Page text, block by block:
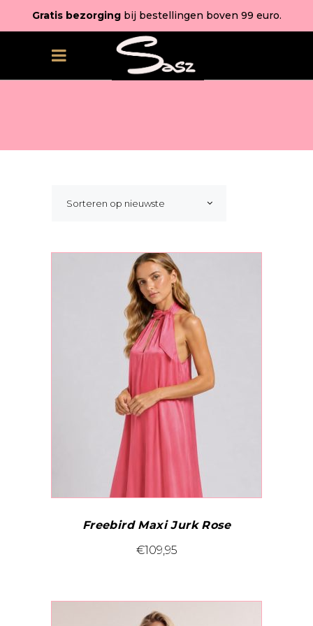
Gratis bezorgingbij bestellingen boven 99 euro.
Sorteren op nieuwste
Freebird Maxi Jurk Rose
€109,95
Dit
meerdere